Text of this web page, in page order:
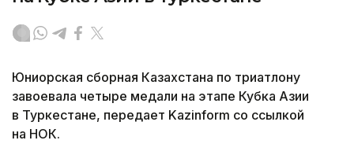
Юниорская сборная Казахстана по триатлону
завоевала четыре медали на этапе Кубка Азии
в Туркестане, передает Kazinform со ссылкой
на НОК.